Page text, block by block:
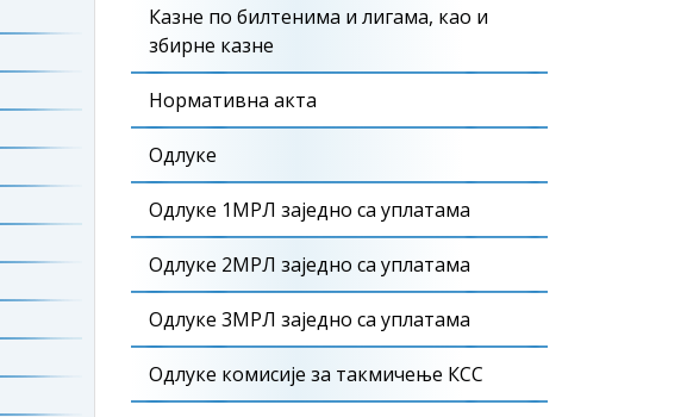
Казне по билтенима и лигама, као и
збирне казне
Нормативна акта
Одлуке
Одлуке 1МРЛ заједно са уплатама
Одлуке 2МРЛ заједно са уплатама
Одлуке 3МРЛ заједно са уплатама
Одлуке комисије за такмичење КСС